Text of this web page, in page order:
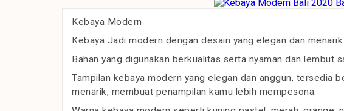
Kebaya Modern
Kebaya Jadi modern dengan desain yang elegan dan menarik.
Bahan yang digunakan berkualitas serta nyaman dan lembut
Tampilan kebaya modern yang elegan dan anggun, tersedia
menarik, membuat penampilan kamu lebih mempesona.